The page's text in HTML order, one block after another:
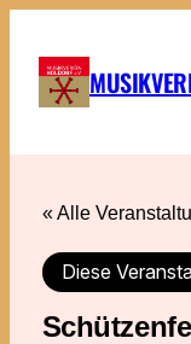
« Alle
Diese